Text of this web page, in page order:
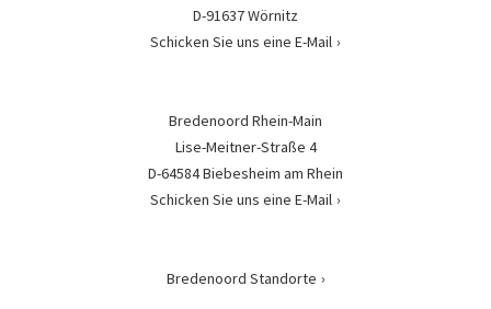
D-91637 Wörnitz
Schicken Sie uns eine E-Mail
Bredenoord Rhein-Main
Lise-Meitner-Straße 4
D-64584 Biebesheim am Rhein
Schicken Sie uns eine E-Mail
Bredenoord Standorte